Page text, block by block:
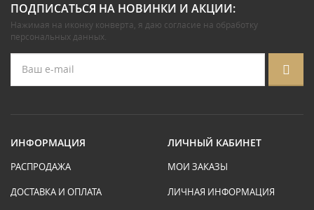
ПОДПИСАТЬСЯ НА НОВИНКИ И АКЦИИ:
Нажимая на иконку конверта, я даю согласие на обработку
персональных данных.
ИНФОРМАЦИЯ
РАСПРОДАЖА
ДОСТАВКА И ОПЛАТА
ЛИЧНЫЙ КАБИНЕТ
МОИ ЗАКАЗЫ
ЛИЧНАЯ ИНФОРМАЦИЯ